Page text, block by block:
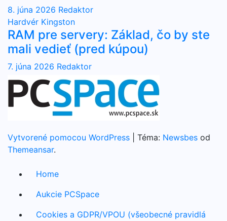
8. júna 2026 Redaktor
Hardvér Kingston
RAM pre servery: Základ, čo by ste
mali vedieť (pred kúpou)
7. júna 2026 Redaktor
Vytvorené pomocou WordPress Téma: Newsbes od
Themeansar.
Home
Aukcie PCSpace
Cookies a GDPR/VPOU (všeobecné pravidlá